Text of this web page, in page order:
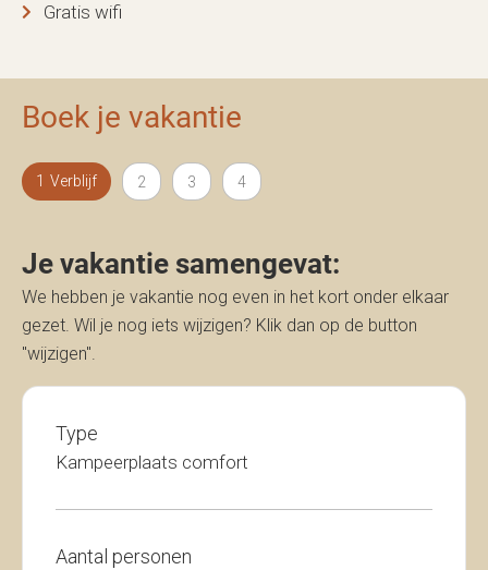
Gratis wifi
Boek je vakantie
Verblijf
Je vakantie samengevat:
We hebben je vakantie nog even in het kort onder elkaar
gezet. Wil je nog iets wijzigen? Klik dan op de button
"wijzigen".
Type
Kampeerplaats comfort
Aantal personen